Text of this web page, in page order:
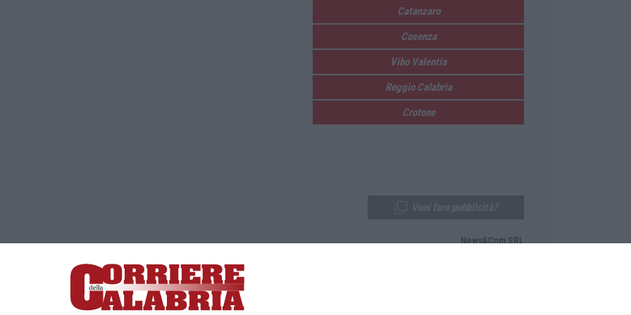
Catanzaro
Cosenza
Vibo Valentia
Reggio Calabria
Crotone
Lamezia Terme (CZ)
responsabile Paola Militano |Privacy
News&Com SRL